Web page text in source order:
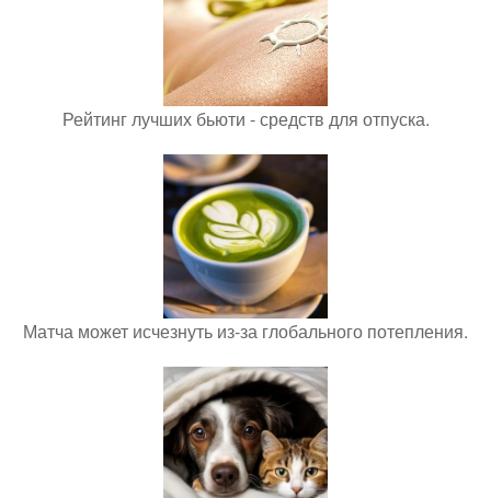
Рейтинг лучших бьюти - средств для отпуска.
Матча может исчезнуть из-за глобального потепления.